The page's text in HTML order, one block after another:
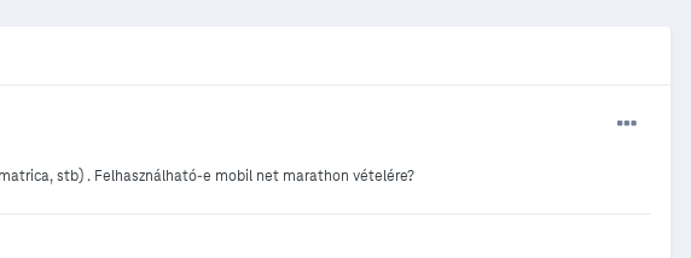
stb) . Felhasználható-e mobil net marathon vételére?